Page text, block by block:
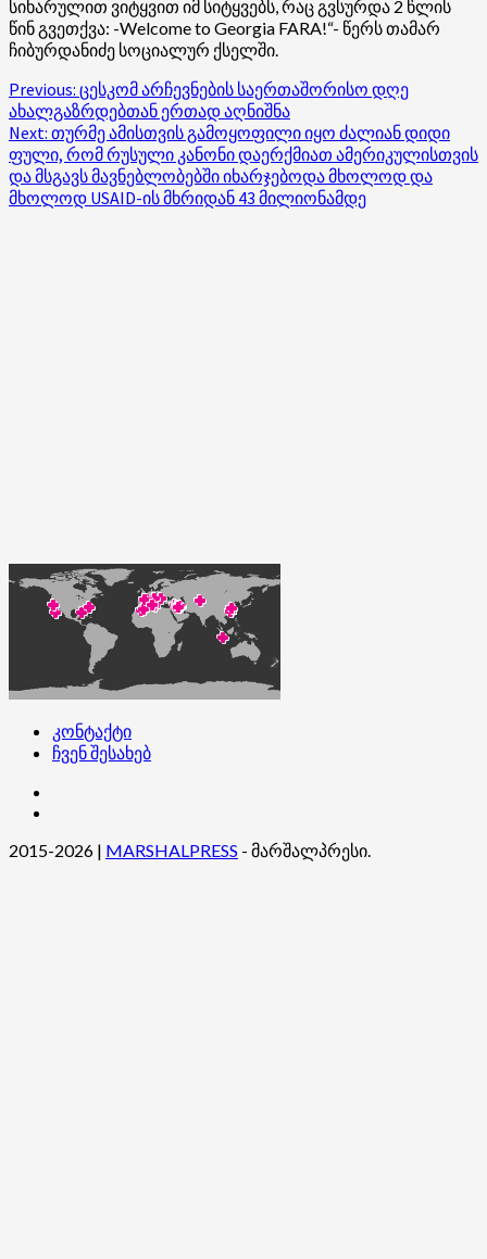
სიხარულით ვიტყვით იმ სიტყვებს, რაც გვსურდა 2 წლის
წინ გვეთქვა: -Welcome to Georgia FARA!“- წერს თამარ
ჩიბურდანიძე სოციალურ ქსელში.
Post
navigation
Previous: ცესკომ არჩევნების საერთაშორისო დღე
ახალგაზრდებთან ერთად აღნიშნა
Next: თურმე ამისთვის გამოყოფილი იყო ძალიან დიდი
ფული, რომ რუსული კანონი დაერქმიათ ამერიკულისთვის
და მსგავს მავნებლობებში იხარჯებოდა მხოლოდ და
მხოლოდ USAID-ის მხრიდან 43 მილიონამდე
კონტაქტი
ჩვენ შესახებ
2015-2026 | MARSHALPRESS - მარშალპრესი.